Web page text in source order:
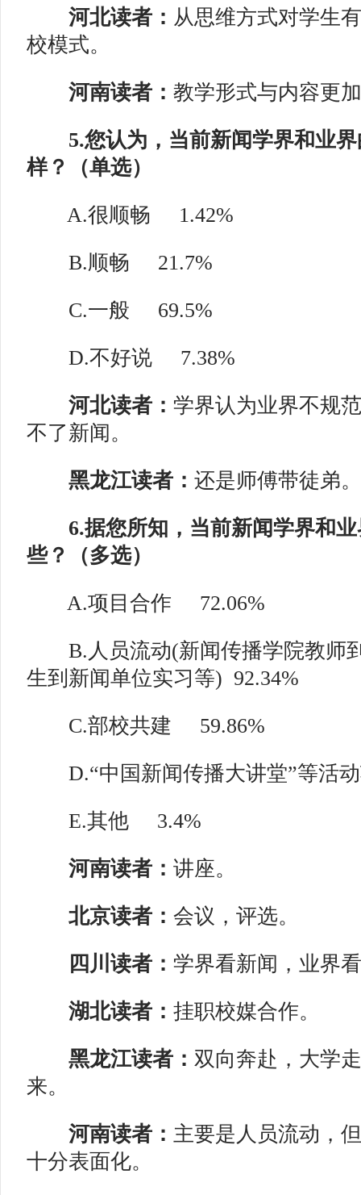
河北读者： 从思维方式对学生
校模式。
河南读者： 教学形式与内容更
5.您认为，当前新闻学界和业界
样？（单选）
A.很顺畅 1.42%
B.顺畅 21.7%
C.一般 69.5%
D.不好说 7.38%
河北读者： 学界认为业界不规
不了新闻。
黑龙江读者： 还是师傅带徒弟。
6.据您所知，当前新闻学界和业
些？（多选）
A.项目合作 72.06%
B.人员流动(新闻传播学院教师
生到新闻单位实习等) 92.34%
C.部校共建 59.86%
D.“中国新闻传播大讲堂”等活
E.其他 3.4%
河南读者： 讲座。
北京读者： 会议，评选。
四川读者： 学界看新闻，业界
湖北读者： 挂职校媒合作。
黑龙江读者： 双向奔赴，大学
来。
河南读者： 主要是人员流动，
十分表面化。